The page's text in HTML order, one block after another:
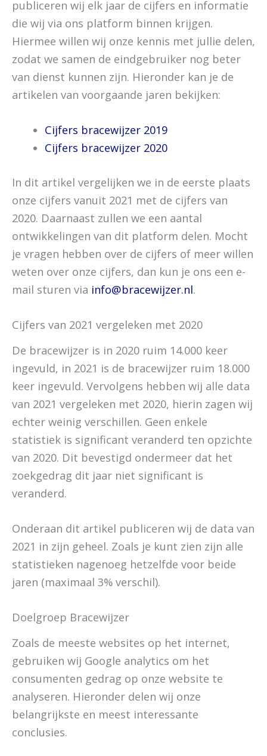
publiceren wij elk jaar de cijfers en informatie
die wij via ons platform binnen krijgen.
Hiermee willen wij onze kennis met jullie delen,
zodat we samen de eindgebruiker nog beter
van dienst kunnen zijn. Hieronder kan je de
artikelen van voorgaande jaren bekijken:
Cijfers bracewijzer 2019
Cijfers bracewijzer 2020
In dit artikel vergelijken we in de eerste plaats
onze cijfers vanuit 2021 met de cijfers van
2020. Daarnaast zullen we een aantal
ontwikkelingen van dit platform delen. Mocht
je vragen hebben over de cijfers of meer willen
weten over onze cijfers, dan kun je ons een e-
mail sturen via info@bracewijzer.nl.
Cijfers van 2021 vergeleken met 2020
De bracewijzer is in 2020 ruim 14.000 keer
ingevuld, in 2021 is de bracewijzer ruim 18.000
keer ingevuld. Vervolgens hebben wij alle data
van 2021 vergeleken met 2020, hierin zagen wij
echter weinig verschillen. Geen enkele
statistiek is significant veranderd ten opzichte
van 2020. Dit bevestigd ondermeer dat het
zoekgedrag dit jaar niet significant is
veranderd.
Onderaan dit artikel publiceren wij de data van
2021 in zijn geheel. Zoals je kunt zien zijn alle
statistieken nagenoeg hetzelfde voor beide
jaren (maximaal 3% verschil).
Doelgroep Bracewijzer
Zoals de meeste websites op het internet,
gebruiken wij Google analytics om het
consumenten gedrag op onze website te
analyseren. Hieronder delen wij onze
belangrijkste en meest interessante
conclusies.